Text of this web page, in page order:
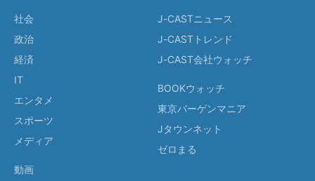
社会
政治
経済
IT
エンタメ
スポーツ
メディア
動画
J-CASTニュース
J-CASTトレンド
J-CAST会社ウォッチ
BOOKウォッチ
東京バーゲンマニア
Jタウンネット
ゼロまる